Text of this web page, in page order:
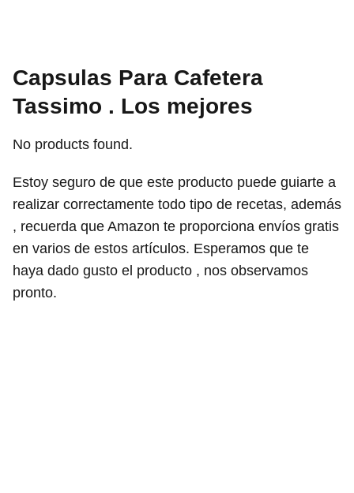
Capsulas Para Cafetera
Tassimo . Los mejores
No products found.
Estoy seguro de que este producto puede guiarte a
realizar correctamente todo tipo de recetas, además
, recuerda que Amazon te proporciona envíos gratis
en varios de estos artículos. Esperamos que te
haya dado gusto el producto , nos observamos
pronto.